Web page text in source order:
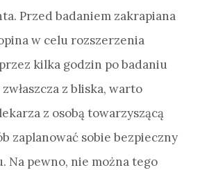
Przed badaniem zakrapiana
w celu rozszerzenia
kilka godzin po badaniu
z bliska, warto
z osobą towarzyszącą
zaplanować sobie bezpieczny
Na pewno, nie można tego